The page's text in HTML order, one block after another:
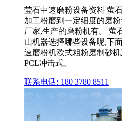
莹石中速磨粉设备资料 萤
加工粉磨到一定细度的磨
厂家,生产的磨粉机有。 萤
山机器选择哪些设备呢,下
速磨粉机欧式粗粉磨制砂
PCL冲击式。
联系电话: 180 3780 8511